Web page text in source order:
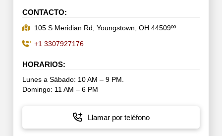
CONTACTO:
105 S Meridian Rd, Youngstown, OH 44509ºº
+1 3307927176
HORARIOS:
Lunes a Sábado: 10 AM – 9 PM.
Domingo: 11 AM – 6 PM
Llamar por teléfono